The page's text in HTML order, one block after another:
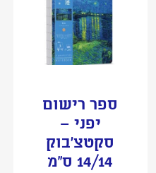
ספר רישום
יפני –
סקטצ’בוק
14/14 ס”מ